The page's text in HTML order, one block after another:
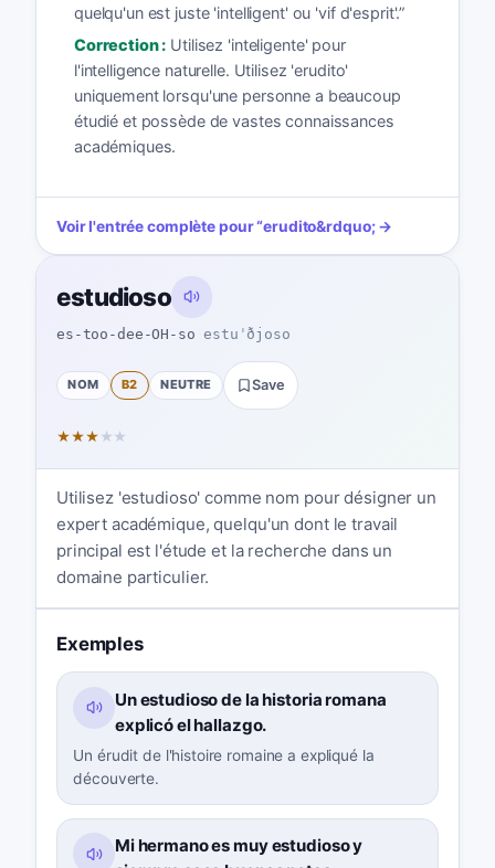
quelqu'un est juste 'intelligent' ou 'vif d'esprit'.”
Correction : Utilisez 'inteligente' pour
l'intelligence naturelle. Utilisez 'erudito'
uniquement lorsqu'une personne a beaucoup
étudié et possède de vastes connaissances
académiques.
Voir l'entrée complète pour“erudito&rdquo; →
estudioso
es-too-dee-OH-so estuˈðjoso
NOM B2 NEUTRE Save
★★★ ★ ★
Utilisez 'estudioso' comme nom pour désigner un
expert académique, quelqu'un dont le travail
principal est l'étude et la recherche dans un
domaine particulier.
Exemples
Un estudioso de la historia romana
explicó el hallazgo.
Un érudit de l'histoire romaine a expliqué la
découverte.
Mi hermano es muy estudioso y